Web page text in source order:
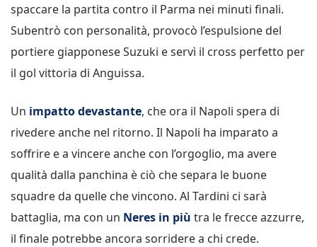
spaccare la partita contro il Parma nei minuti finali.
Subentrò con personalità, provocò l’espulsione del
portiere giapponese Suzuki e servì il cross perfetto per
il gol vittoria di Anguissa.
Un impatto devastante, che ora il Napoli spera di
rivedere anche nel ritorno. Il Napoli ha imparato a
soffrire e a vincere anche con l’orgoglio, ma avere
qualità dalla panchina è ciò che separa le buone
squadre da quelle che vincono. Al Tardini ci sarà
battaglia, ma con un Neres in più tra le frecce azzurre,
il finale potrebbe ancora sorridere a chi crede.